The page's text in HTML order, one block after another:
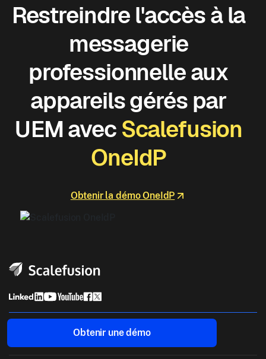
Restreindre l'accès à la
messagerie
professionnelle aux
appareils gérés par
UEM avec Scalefusion
OneIdP
Obtenir la démo OneIdP
Obtenir une démo